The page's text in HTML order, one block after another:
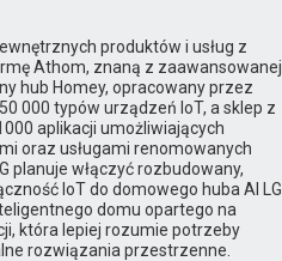
produktów i usług z
Athom, znaną z zaawansowanej
hub Homey, opracowany przez
000 typów urządzeń IoT, a sklep z
aplikacji umożliwiających
oraz usługami renomowanych
planuje włączyć rozbudowany,
IoT do domowego huba AI LG
domu opartego na
która lepiej rozumie potrzeby
rozwiązania przestrzenne.